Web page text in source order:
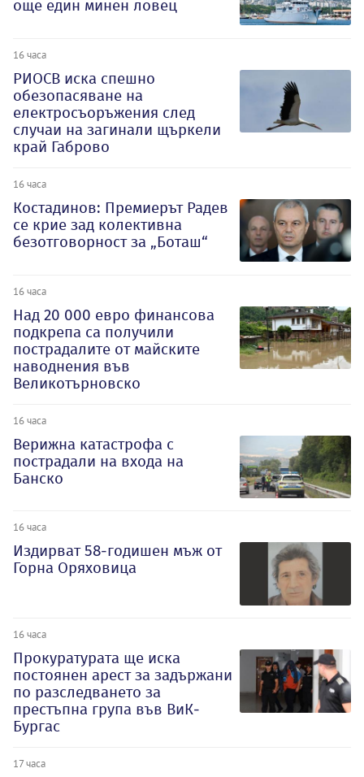
още един минен ловец
16 часа
РИОСВ иска спешно
обезопасяване на
електросъоръжения след
случаи на загинали щъркели
край Габрово
16 часа
Костадинов: Премиерът Радев
се крие зад колективна
безотговорност за „Боташ“
16 часа
Над 20 000 евро финансова
подкрепа са получили
пострадалите от майските
наводнения във
Великотърновско
16 часа
Верижна катастрофа с
пострадали на входа на
Банско
16 часа
Издирват 58-годишен мъж от
Горна Оряховица
16 часа
Прокуратурата ще иска
постоянен арест за задържани
по разследването за
престъпна група във ВиК-
Бургас
17 часа